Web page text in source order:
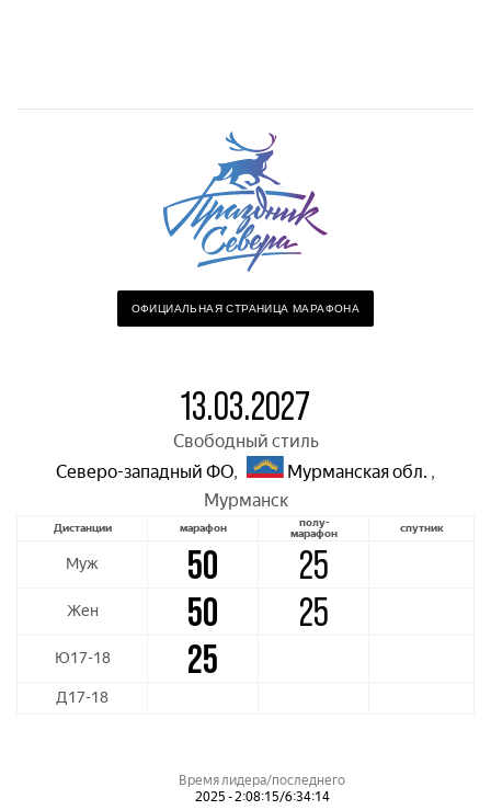
ОФИЦИАЛЬНАЯ СТРАНИЦА МАРАФОНА
13.03.2027
Свободный стиль
Северо-западный ФО, Мурманская обл. ,
Мурманск
Дистанции марафон полу-
марафон спутник
Муж 50 25
Жен 50 25
Ю17-18 25
Д17-18
Время лидера/последнего
2025 - 2:08:15/6:34:14